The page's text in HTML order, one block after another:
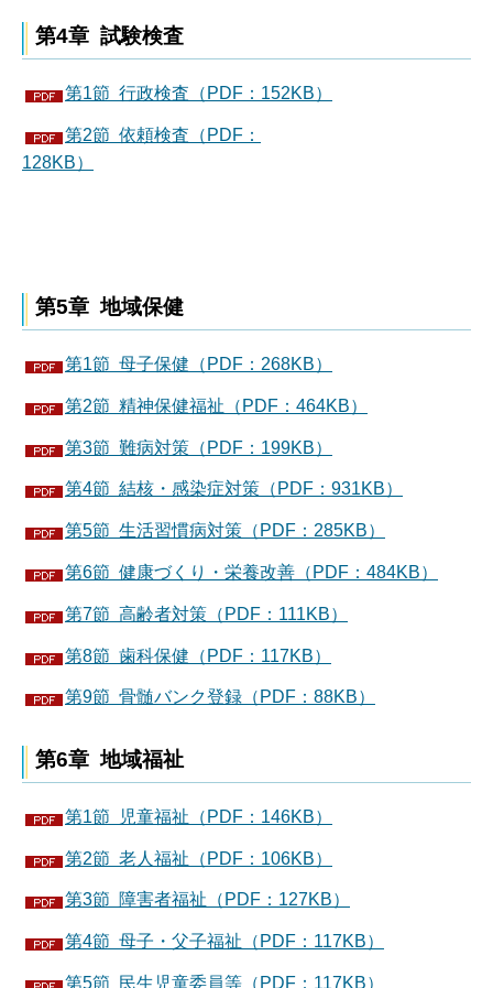
第4章 試験検査
第1節 行政検査（PDF：152KB）
第2節 依頼検査（PDF：
128KB）
第5章 地域保健
第1節 母子保健（PDF：268KB）
第2節 精神保健福祉（PDF：464KB）
第3節 難病対策（PDF：199KB）
第4節 結核・感染症対策（PDF：931KB）
第5節 生活習慣病対策（PDF：285KB）
第6節 健康づくり・栄養改善（PDF：484KB）
第7節 高齢者対策（PDF：111KB）
第8節 歯科保健（PDF：117KB）
第9節 骨髄バンク登録（PDF：88KB）
第6章 地域福祉
第1節 児童福祉（PDF：146KB）
第2節 老人福祉（PDF：106KB）
第3節 障害者福祉（PDF：127KB）
第4節 母子・父子福祉（PDF：117KB）
第5節 民生児童委員等（PDF：117KB）